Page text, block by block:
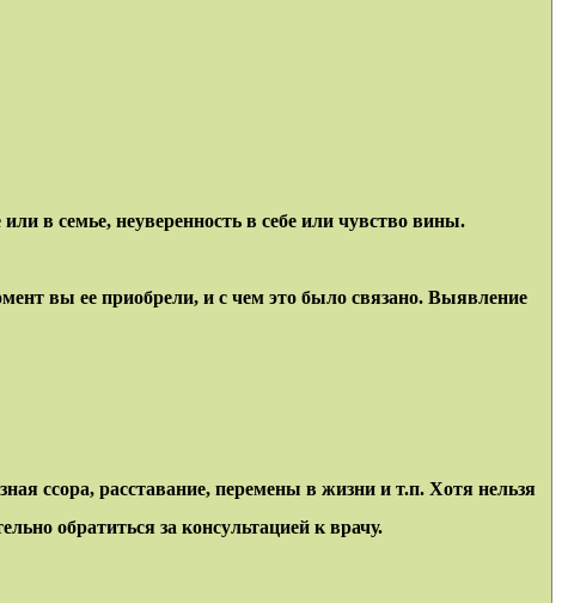
в семье, неуверенность в себе или чувство вины.
вы ее приобрели, и с чем это было связано. Выявление
ссора, расставание, перемены в жизни и т.п. Хотя нельзя
обратиться за консультацией к врачу.